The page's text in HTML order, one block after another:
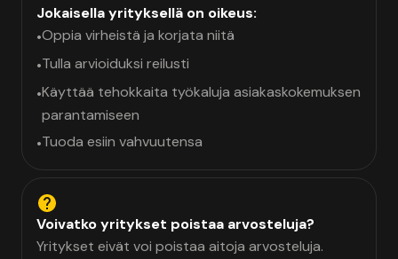
Jokaisella yrityksellä on oikeus:
•Oppia virheistä ja korjata niitä
•Tulla arvioiduksi reilusti
•Käyttää tehokkaita työkaluja asiakaskokemuksen
parantamiseen
•Tuoda esiin vahvuutensa
Voivatko yritykset poistaa arvosteluja?
Yritykset eivät voi poistaa aitoja arvosteluja.